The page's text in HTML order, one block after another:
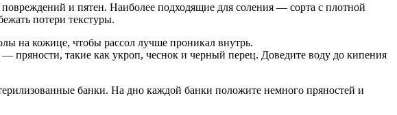
и пятен. Наиболее подходящие для соления — сорта с плотной
потери текстуры.
на кожице, чтобы рассол лучше проникал внутрь.
пряности, такие как укроп, чеснок и черный перец. Доведите воду до кипения
банки. На дно каждой банки положите немного пряностей и